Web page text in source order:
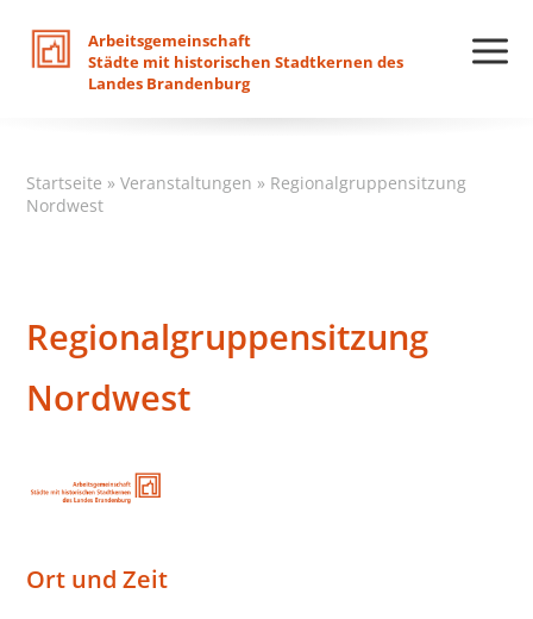
Arbeitsgemeinschaft
Städte mit historischen Stadtkernen des
Landes Brandenburg
Startseite »Veranstaltungen » Regionalgruppensitzung
Nordwest
Regionalgruppensitzung
Nordwest
Ort und Zeit